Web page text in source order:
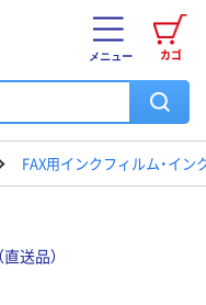
カゴ
メニュー
FAX用インクフィルム・イン
送品）